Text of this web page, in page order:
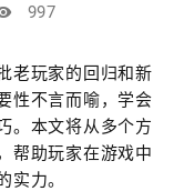
997
老玩家的回归和新
性不言而喻，学会
。本文将从多个方
帮助玩家在游戏中
实力。